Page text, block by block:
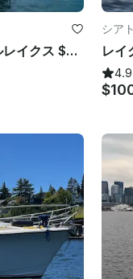
豪華オーロラヨットシアトルレイクス $750
シア
4.9